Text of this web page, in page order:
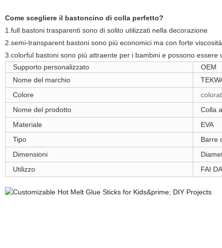
Come scegliere il bastoncino di colla perfetto?
1.full bastoni trasparenti sono di solito utilizzati nella decorazione
2.semi-transparent bastoni sono più economici ma con forte
3.colorful bastoni sono più attraente per i bambini e possono essere
Supporto personalizzato
OEM
Nome del marchio
Colore
Nome del prodotto
Colla
Materiale
EVA
Tipo
Barre
Dimensioni
Utilizzo
FAI